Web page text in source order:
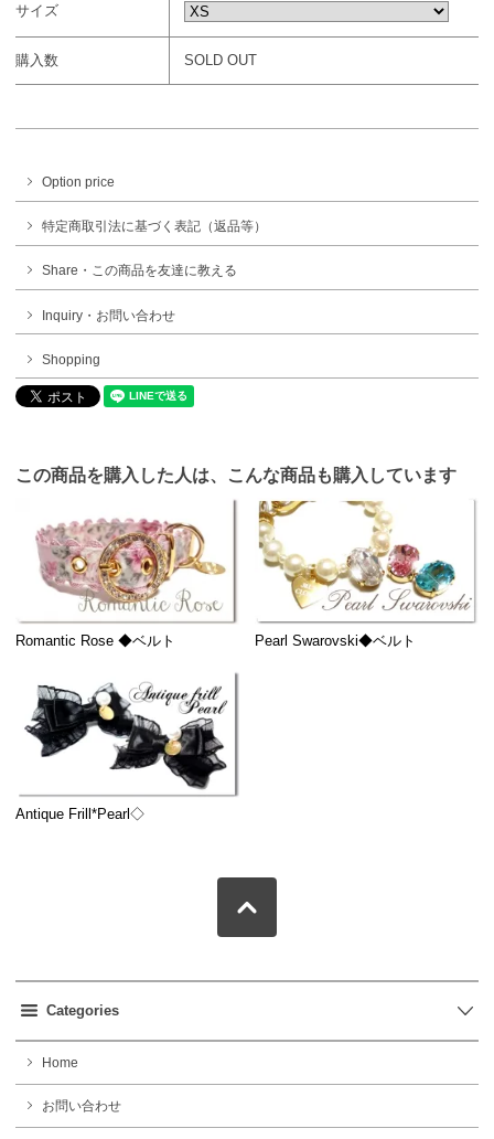
サイズ
購入数 SOLD OUT
Option price
特定商取引法に基づく表記（返品等）
Share・この商品を友達に教える
Inquiry・お問い合わせ
Shopping
この商品を購入した人は、こんな商品も購入しています
Romantic Rose ◆ベルト Pearl Swarovski◆ベルト
Antique Frill*Pearl◇
Categories
Home
お問い合わせ